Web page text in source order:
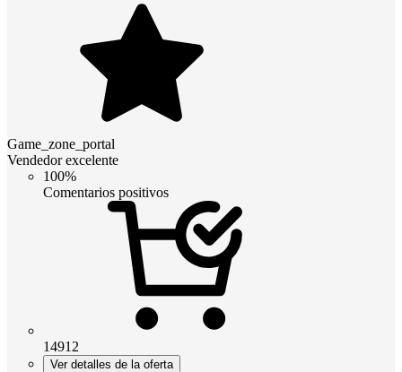
Game_zone_portal
Vendedor excelente
100%
Comentarios positivos
14912
Ver detalles de la oferta